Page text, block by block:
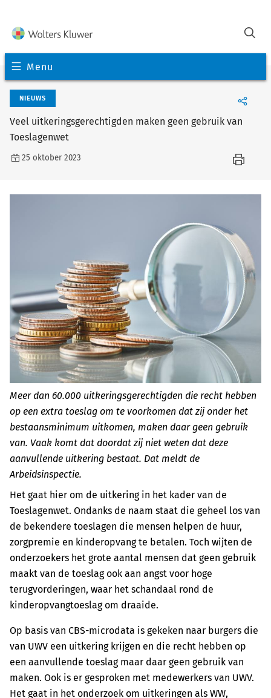
Menu
NIEUWS
Veel uitkeringsgerechtigden maken geen gebruik van
Toeslagenwet
25 oktober 2023
Meer dan 60.000 uitkeringsgerechtigden die recht hebben
op een extra toeslag om te voorkomen dat zij onder het
bestaansminimum uitkomen, maken daar geen gebruik
van. Vaak komt dat doordat zij niet weten dat deze
aanvullende uitkering bestaat. Dat meldt de
Arbeidsinspectie.
Het gaat hier om de uitkering in het kader van de
Toeslagenwet. Ondanks de naam staat die geheel los van
de bekendere toeslagen die mensen helpen de huur,
zorgpremie en kinderopvang te betalen. Toch wijten de
onderzoekers het grote aantal mensen dat geen gebruik
maakt van de toeslag ook aan angst voor hoge
terugvorderingen, waar het schandaal rond de
kinderopvangtoeslag om draaide.
Op basis van CBS-microdata is gekeken naar burgers die
van UWV een uitkering krijgen en die recht hebben op
een aanvullende toeslag maar daar geen gebruik van
maken. Ook is er gesproken met medewerkers van UWV.
Het gaat in het onderzoek om uitkeringen als WW,